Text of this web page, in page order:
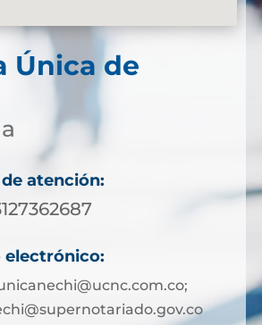
Única de
atención:
electrónico: